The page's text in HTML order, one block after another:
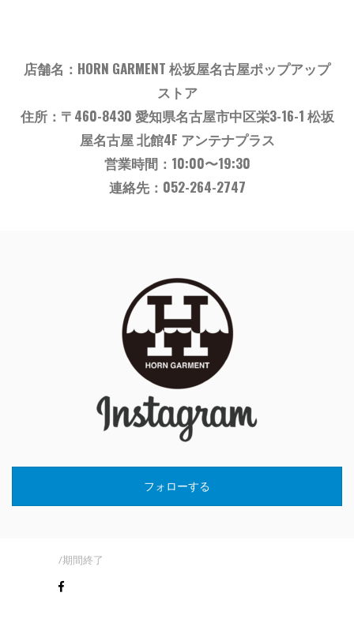
店舗名：HORN GARMENT 松坂屋名古屋ポップアップ
ストア
住所： 〒460-8430 愛知県名古屋市中区栄3-16-1 松坂
屋名古屋 北館4F アンテナプラス
営業時間：10:00〜19:30
連絡先：052-264-2747
フォローする
期間終了